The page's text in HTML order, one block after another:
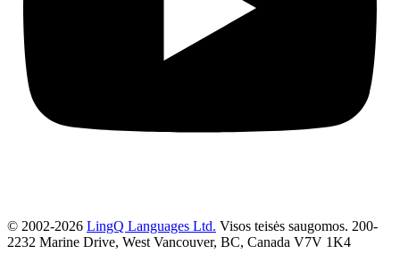
© 2002-2026 LingQ Languages Ltd. Visos teisės saugomos. 200-
2232 Marine Drive, West Vancouver, BC, Canada V7V 1K4